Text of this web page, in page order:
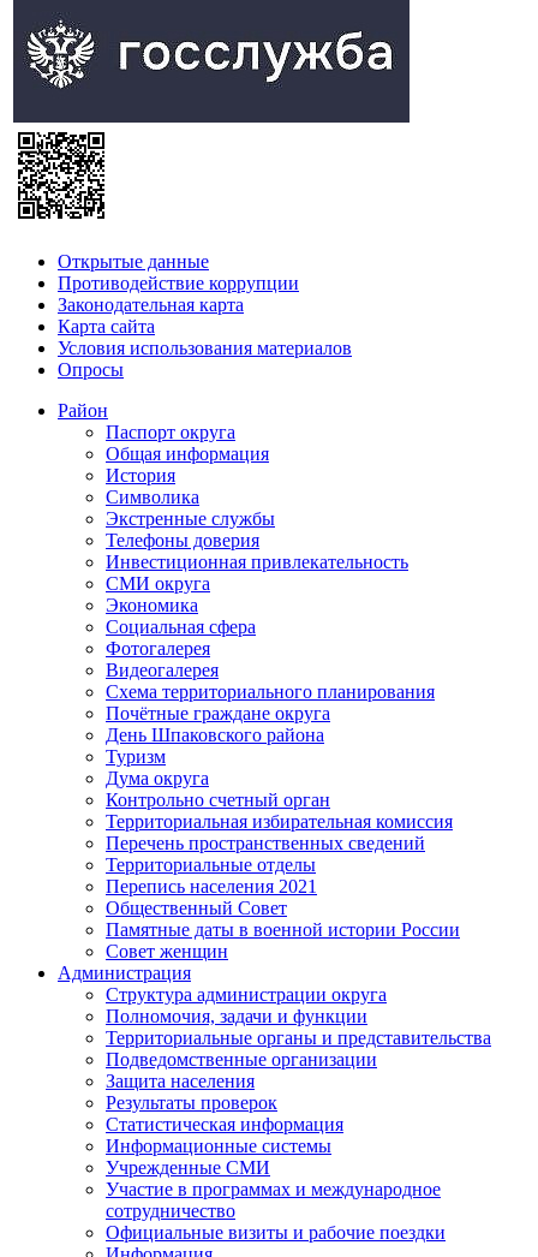
Открытые данные
Противодействие коррупции
Законодательная карта
Карта сайта
Условия использования материалов
Опросы
Район
Паспорт округа
Общая информация
История
Символика
Экстренные службы
Телефоны доверия
Инвестиционная привлекательность
СМИ округа
Экономика
Социальная сфера
Фотогалерея
Видеогалерея
Схема территориального планирования
Почётные граждане округа
День Шпаковского района
Туризм
Дума округа
Контрольно счетный орган
Территориальная избирательная комиссия
Перечень пространственных сведений
Территориальные отделы
Перепись населения 2021
Общественный Совет
Памятные даты в военной истории России
Совет женщин
Администрация
Структура администрации округа
Полномочия, задачи и функции
Территориальные органы и представительства
Подведомственные организации
Защита населения
Результаты проверок
Статистическая информация
Информационные системы
Учрежденные СМИ
Участие в программах и международное
сотрудничество
Официальные визиты и рабочие поездки